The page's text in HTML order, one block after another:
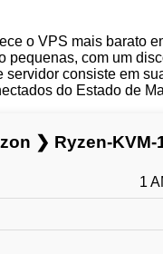
o VPS mais barato
com um
consiste em
do Estado de
❯ Ryzen-KVM-
1